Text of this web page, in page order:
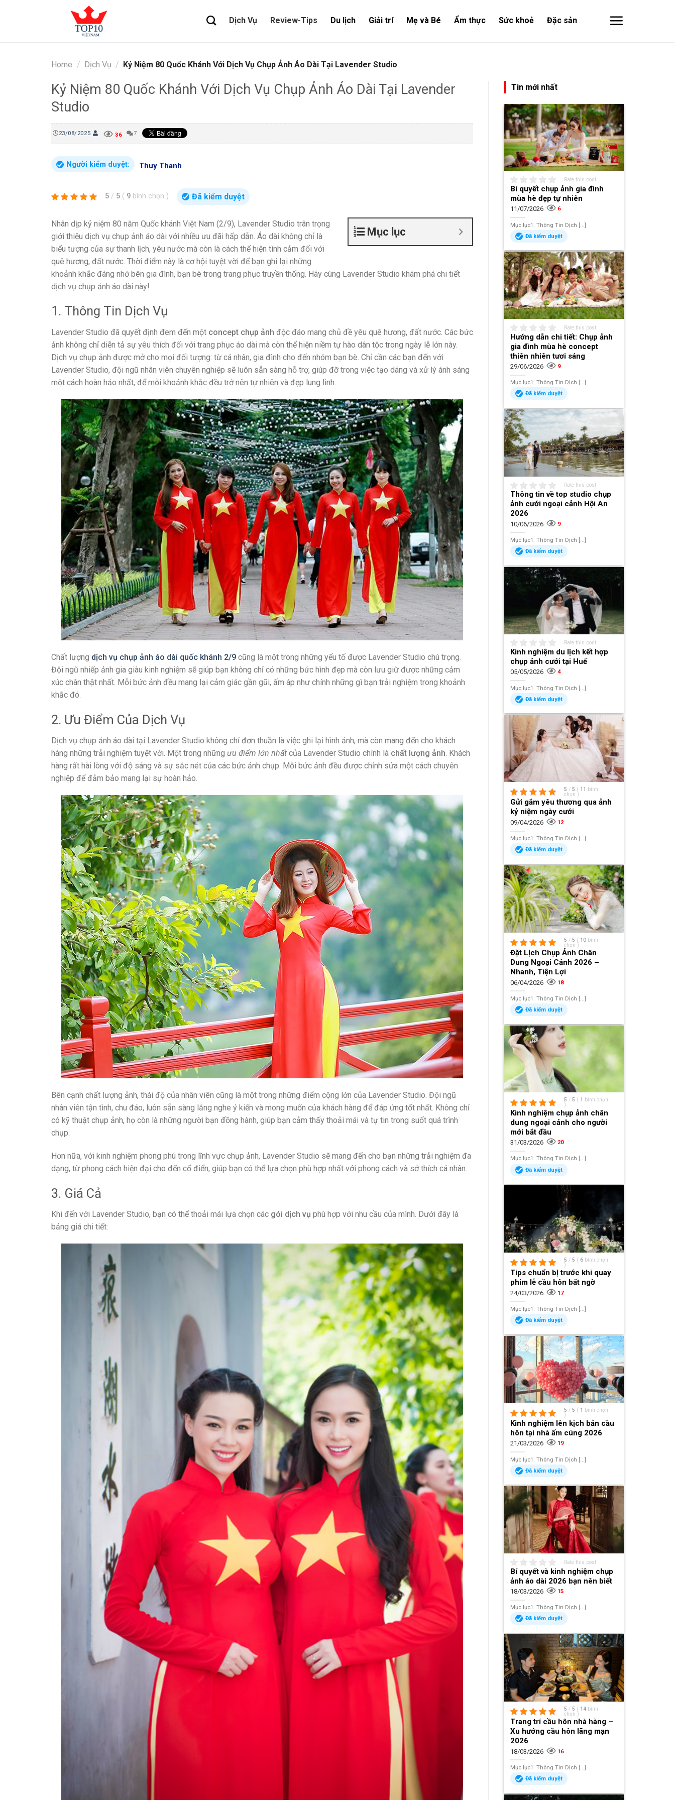
Dịch Vụ Review-Tips Du lịch Giải trí Mẹ và Bé Ẩm thực Sức khoẻ Đặc sản
Home / Dịch Vụ / Kỷ Niệm 80 Quốc Khánh Với Dịch Vụ Chụp Ảnh Áo Dài Tại Lavender Studio
Kỷ Niệm 80 Quốc Khánh Với Dịch Vụ Chụp Ảnh Áo Dài Tại Lavender
Studio
23/08/2025 36 7
Người kiểm duyệt: Thuy Thanh
5 / 5 ( 9 bình chọn ) Đã kiểm duyệt
Mục lục
Nhân dịp kỷ niệm 80 năm Quốc khánh Việt Nam (2/9), Lavender Studio trân trọng
giới thiệu dịch vụ chụp ảnh áo dài với nhiều ưu đãi hấp dẫn. Áo dài không chỉ là
biểu tượng của sự thanh lịch, yêu nước mà còn là cách thể hiện tình cảm đối với
quê hương, đất nước. Thời điểm này là cơ hội tuyệt vời để bạn ghi lại những
khoảnh khắc đáng nhớ bên gia đình, bạn bè trong trang phục truyền thống. Hãy cùng Lavender Studio khám phá chi tiết
dịch vụ chụp ảnh áo dài này!
1. Thông Tin Dịch Vụ
Lavender Studio đã quyết định đem đến một concept chụp ảnh độc đáo mang chủ đề yêu quê hương, đất nước. Các bức
ảnh không chỉ diễn tả sự yêu thích đối với trang phục áo dài mà còn thể hiện niềm tự hào dân tộc trong ngày lễ lớn này.
Dịch vụ chụp ảnh được mở cho mọi đối tượng: từ cá nhân, gia đình cho đến nhóm bạn bè. Chỉ cần các bạn đến với
Lavender Studio, đội ngũ nhân viên chuyên nghiệp sẽ luôn sẵn sàng hỗ trợ, giúp đỡ trong việc tạo dáng và xử lý ánh sáng
một cách hoàn hảo nhất, để mỗi khoảnh khắc đều trở nên tự nhiên và đẹp lung linh.
Chất lượng dịch vụ chụp ảnh áo dài quốc khánh 2/9 cũng là một trong những yếu tố được Lavender Studio chú trọng.
Đội ngũ nhiếp ảnh gia giàu kinh nghiệm sẽ giúp bạn không chỉ có những bức hình đẹp mà còn lưu giữ được những cảm
xúc chân thật nhất. Mỗi bức ảnh đều mang lại cảm giác gần gũi, ấm áp như chính những gì bạn trải nghiệm trong khoảnh
khắc đó.
2. Ưu Điểm Của Dịch Vụ
Dịch vụ chụp ảnh áo dài tại Lavender Studio không chỉ đơn thuần là việc ghi lại hình ảnh, mà còn mang đến cho khách
hàng những trải nghiệm tuyệt vời. Một trong những ưu điểm lớn nhất của Lavender Studio chính là chất lượng ảnh. Khách
hàng rất hài lòng với độ sáng và sự sắc nét của các bức ảnh chụp. Mỗi bức ảnh đều được chỉnh sửa một cách chuyên
nghiệp để đảm bảo mang lại sự hoàn hảo.
Bên cạnh chất lượng ảnh, thái độ của nhân viên cũng là một trong những điểm cộng lớn của Lavender Studio. Đội ngũ
nhân viên tận tình, chu đáo, luôn sẵn sàng lắng nghe ý kiến và mong muốn của khách hàng để đáp ứng tốt nhất. Không chỉ
có kỹ thuật chụp ảnh, họ còn là những người bạn đồng hành, giúp bạn cảm thấy thoải mái và tự tin trong suốt quá trình
chụp.
Hơn nữa, với kinh nghiệm phong phú trong lĩnh vực chụp ảnh, Lavender Studio sẽ mang đến cho bạn những trải nghiệm đa
dạng, từ phong cách hiện đại cho đến cổ điển, giúp bạn có thể lựa chọn phù hợp nhất với phong cách và sở thích cá nhân.
3. Giá Cả
Khi đến với Lavender Studio, bạn có thể thoải mái lựa chọn các gói dịch vụ phù hợp với nhu cầu của mình. Dưới đây là
bảng giá chi tiết:
Tin mới nhất
Rate this post
Bí quyết chụp ảnh gia đình
mùa hè đẹp tự nhiên
11/07/2026 6
Mục lục1. Thông Tin Dịch [...]
Đã kiểm duyệt
Rate this post
Hướng dẫn chi tiết: Chụp ảnh
gia đình mùa hè concept
thiên nhiên tươi sáng
29/06/2026 9
Mục lục1. Thông Tin Dịch [...]
Đã kiểm duyệt
Rate this post
Thông tin về top studio chụp
ảnh cưới ngoại cảnh Hội An
2026
10/06/2026 9
Mục lục1. Thông Tin Dịch [...]
Đã kiểm duyệt
Rate this post
Kinh nghiệm du lịch kết hợp
chụp ảnh cưới tại Huế
05/05/2026 4
Mục lục1. Thông Tin Dịch [...]
Đã kiểm duyệt
5 / 5 ( 11
bình
chọn )
Gửi gắm yêu thương qua ảnh
kỷ niệm ngày cưới
09/04/2026 12
Mục lục1. Thông Tin Dịch [...]
Đã kiểm duyệt
5 / 5 ( 10 bình
chọn )
Đặt Lịch Chụp Ảnh Chân
Dung Ngoại Cảnh 2026 –
Nhanh, Tiện Lợi
06/04/2026 18
Mục lục1. Thông Tin Dịch [...]
Đã kiểm duyệt
5 / 5 ( 1
bình chọn
)
Kinh nghiệm chụp ảnh chân
dung ngoại cảnh cho người
mới bắt đầu
31/03/2026 20
Mục lục1. Thông Tin Dịch [...]
Đã kiểm duyệt
5 / 5 ( 6 bình chọn
)
Tips chuẩn bị trước khi quay
phim lễ cầu hôn bất ngờ
24/03/2026 17
Mục lục1. Thông Tin Dịch [...]
Đã kiểm duyệt
5 / 5 ( 1
bình chọn
)
Kinh nghiệm lên kịch bản cầu
hôn tại nhà ấm cúng 2026
21/03/2026 19
Mục lục1. Thông Tin Dịch [...]
Đã kiểm duyệt
Rate this post
Bí quyết và kinh nghiệm chụp
ảnh áo dài 2026 bạn nên biết
18/03/2026 15
Mục lục1. Thông Tin Dịch [...]
Đã kiểm duyệt
5 / 5 ( 14 bình
chọn )
Trang trí cầu hôn nhà hàng –
Xu hướng cầu hôn lãng mạn
2026
18/03/2026 16
Mục lục1. Thông Tin Dịch [...]
Đã kiểm duyệt